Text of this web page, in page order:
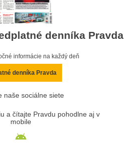
denníka Pravda
informácie na každý deň
denníka Pravda
naše sociálne siete
a čítajte Pravdu pohodlne aj v
mobile